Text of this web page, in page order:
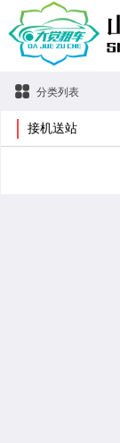
分类列表
接机送站